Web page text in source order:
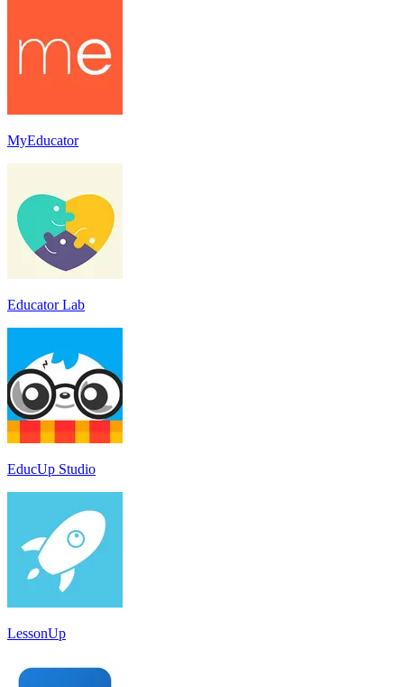
MyEducator
Educator Lab
EducUp Studio
LessonUp